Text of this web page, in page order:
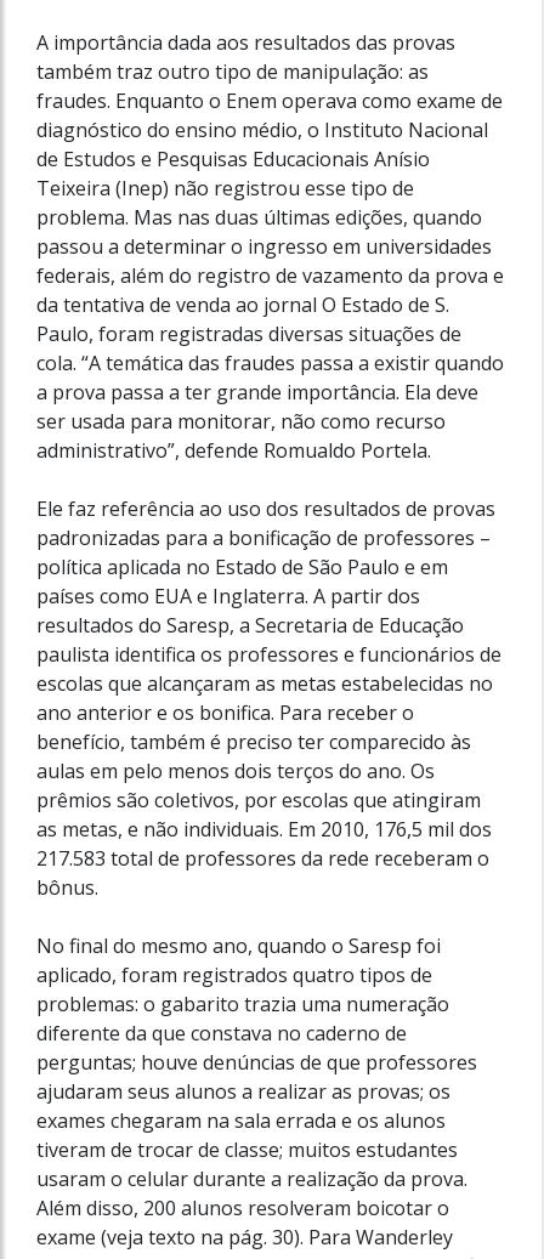
A importância dada aos resultados das provas
também traz outro tipo de manipulação: as
fraudes. Enquanto o Enem operava como exame de
diagnóstico do ensino médio, o Instituto Nacional
de Estudos e Pesquisas Educacionais Anísio
Teixeira (Inep) não registrou esse tipo de
problema. Mas nas duas últimas edições, quando
passou a determinar o ingresso em universidades
federais, além do registro de vazamento da prova e
da tentativa de venda ao jornal O Estado de S.
Paulo, foram registradas diversas situações de
cola. “A temática das fraudes passa a existir quando
a prova passa a ter grande importância. Ela deve
ser usada para monitorar, não como recurso
administrativo”, defende Romualdo Portela.
Ele faz referência ao uso dos resultados de provas
padronizadas para a bonificação de professores –
política aplicada no Estado de São Paulo e em
países como EUA e Inglaterra. A partir dos
resultados do Saresp, a Secretaria de Educação
paulista identifica os professores e funcionários de
escolas que alcançaram as metas estabelecidas no
ano anterior e os bonifica. Para receber o
benefício, também é preciso ter comparecido às
aulas em pelo menos dois terços do ano. Os
prêmios são coletivos, por escolas que atingiram
as metas, e não individuais. Em 2010, 176,5 mil dos
217.583 total de professores da rede receberam o
bônus.
No final do mesmo ano, quando o Saresp foi
aplicado, foram registrados quatro tipos de
problemas: o gabarito trazia uma numeração
diferente da que constava no caderno de
perguntas; houve denúncias de que professores
ajudaram seus alunos a realizar as provas; os
exames chegaram na sala errada e os alunos
tiveram de trocar de classe; muitos estudantes
usaram o celular durante a realização da prova.
Além disso, 200 alunos resolveram boicotar o
exame (veja texto na pág. 30). Para Wanderley